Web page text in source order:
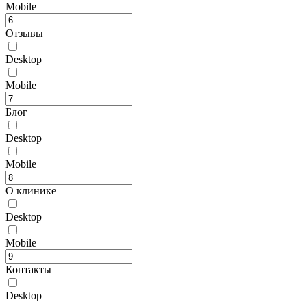
Mobile
Отзывы
Desktop
Mobile
Блог
Desktop
Mobile
О клинике
Desktop
Mobile
Контакты
Desktop